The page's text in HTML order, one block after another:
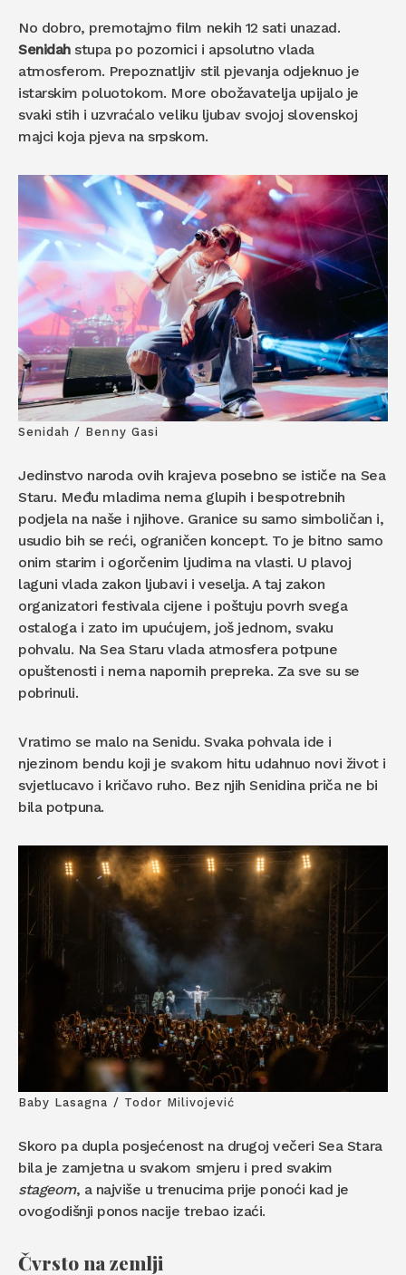
No dobro, premotajmo film nekih 12 sati unazad.
Senidahstupa po pozornici i apsolutno vlada
atmosferom. Prepoznatljiv stil pjevanja odjeknuo je
istarskim poluotokom. More obožavatelja upijalo je
svaki stih i uzvraćalo veliku ljubav svojoj slovenskoj
majci koja pjeva na srpskom.
Senidah / Benny Gasi
Jedinstvo naroda ovih krajeva posebno se ističe na Sea
Staru. Među mladima nema glupih i bespotrebnih
podjela na naše i njihove. Granice su samo simboličan i,
usudio bih se reći, ograničen koncept. To je bitno samo
onim starim i ogorčenim ljudima na vlasti. U plavoj
laguni vlada zakon ljubavi i veselja. A taj zakon
organizatori festivala cijene i poštuju povrh svega
ostaloga i zato im upućujem, još jednom, svaku
pohvalu. Na Sea Staru vlada atmosfera potpune
opuštenosti i nema napornih prepreka. Za sve su se
pobrinuli.
Vratimo se malo na Senidu. Svaka pohvala ide i
njezinom bendu koji je svakom hitu udahnuo novi život i
svjetlucavo i kričavo ruho. Bez njih Senidina priča ne bi
bila potpuna.
Baby Lasagna / Todor Milivojević
Skoro pa dupla posjećenost na drugoj večeri Sea Stara
bila je zamjetna u svakom smjeru i pred svakim
stageom, a najviše u trenucima prije ponoći kad je
ovogodišnji ponos nacije trebao izaći.
Čvrsto na zemlji